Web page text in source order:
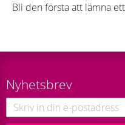
Bli den första att lämna
Nyhetsbrev